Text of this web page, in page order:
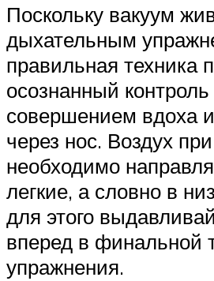
Поскольку вакуум
дыхательным
правильная техника
осознанный контроль
совершением вдоха
через нос. Воздух
необходимо
легкие, а словно в
для этого
вперед в финальной
упражнения.